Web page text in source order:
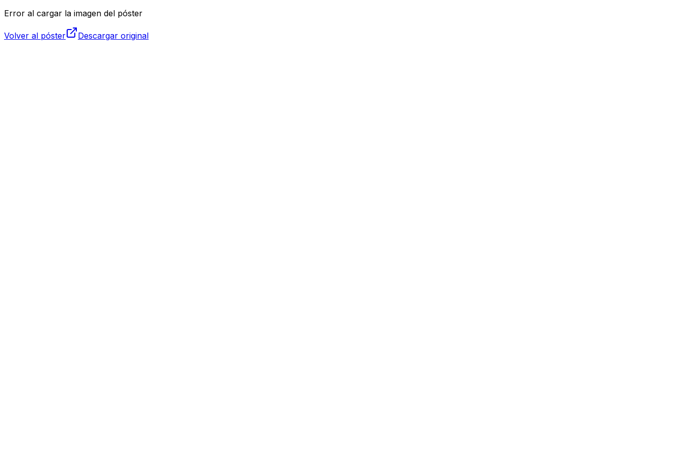
Error al cargar la imagen del póster
Volver al póster Descargar original